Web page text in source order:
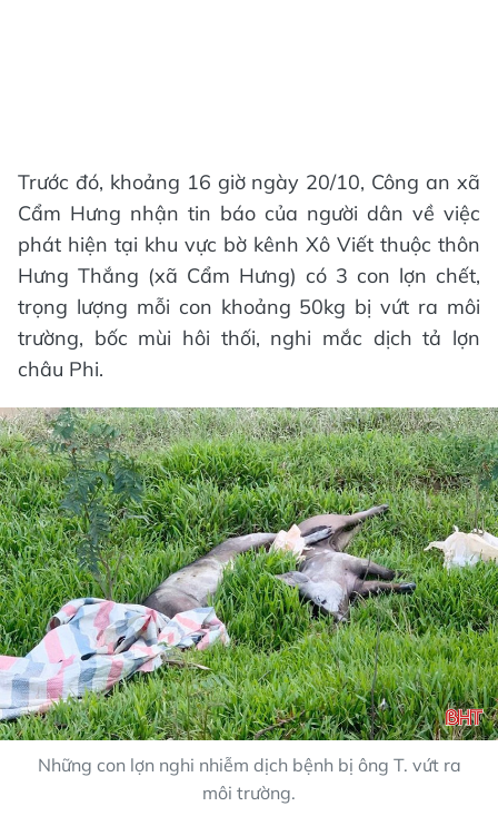
Trước đó, khoảng 16 giờ ngày 20/10, Công an xã
Cẩm Hưng nhận tin báo của người dân về việc
phát hiện tại khu vực bờ kênh Xô Viết thuộc thôn
Hưng Thắng (xã Cẩm Hưng) có 3 con lợn chết,
trọng lượng mỗi con khoảng 50kg bị vứt ra môi
trường, bốc mùi hôi thối, nghi mắc dịch tả lợn
châu Phi.
Những con lợn nghi nhiễm dịch bệnh bị ông T. vứt ra
môi trường.